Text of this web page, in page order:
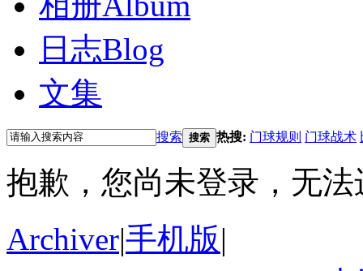
日志Blog
文集
搜索 搜索 热搜: 门球规则 门球战术
抱歉，您尚未登录，无
Archiver|手机版|